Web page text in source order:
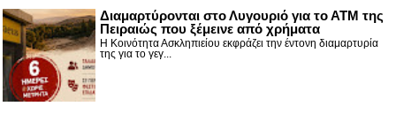
Διαμαρτύρονται στο Λυγουριό για το ΑΤΜ της
Πειραιώς που ξέμεινε από χρήματα
Η Κοινότητα Ασκληπιείου εκφράζει την έντονη διαμαρτυρία
της για το γεγ...